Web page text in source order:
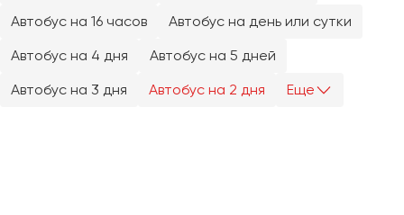
Автобус на 16 часов
Автобус на день или сутки
Автобус на 4 дня
Автобус на 5 дней
Автобус на 3 дня
Автобус на 2 дня Еще
Ярославль